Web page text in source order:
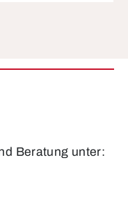
Beratung unter: